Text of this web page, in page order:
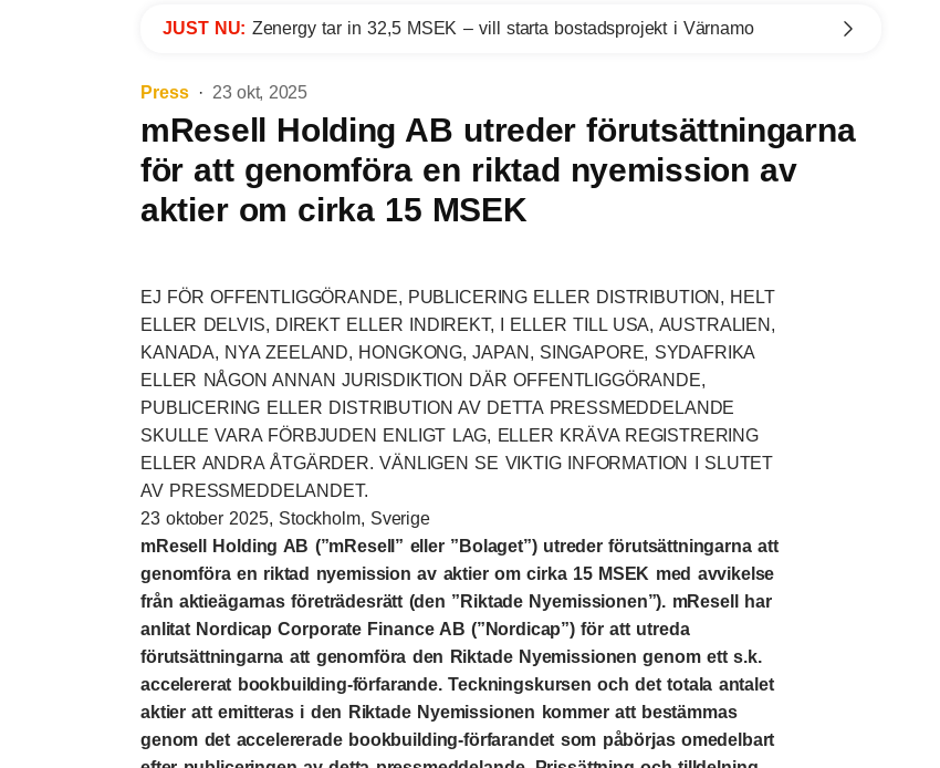
JUST NU: Zenergy tar in 32,5 MSEK – vill starta bostadsprojekt i Värnamo
Press 23 okt, 2025
mResell Holding AB utreder förutsättningarna
för att genomföra en riktad nyemission av
aktier om cirka 15 MSEK
EJ FÖR OFFENTLIGGÖRANDE, PUBLICERING ELLER DISTRIBUTION, HELT
ELLER DELVIS, DIREKT ELLER INDIREKT, I ELLER TILL USA, AUSTRALIEN,
KANADA, NYA ZEELAND, HONGKONG, JAPAN, SINGAPORE, SYDAFRIKA
ELLER NÅGON ANNAN JURISDIKTION DÄR OFFENTLIGGÖRANDE,
PUBLICERING ELLER DISTRIBUTION AV DETTA PRESSMEDDELANDE
SKULLE VARA FÖRBJUDEN ENLIGT LAG, ELLER KRÄVA REGISTRERING
ELLER ANDRA ÅTGÄRDER. VÄNLIGEN SE VIKTIG INFORMATION I SLUTET
AV PRESSMEDDELANDET.
23 oktober 2025, Stockholm, Sverige
mResell Holding AB (”mResell” eller ”Bolaget”) utreder förutsättningarna att
genomföra en riktad nyemission av aktier om cirka 15 MSEK med avvikelse
från aktieägarnas företrädesrätt (den ”Riktade Nyemissionen”). mResell har
anlitat Nordicap Corporate Finance AB (”Nordicap”) för att utreda
förutsättningarna att genomföra den Riktade Nyemissionen genom ett s.k.
accelererat bookbuilding-förfarande. Teckningskursen och det totala antalet
aktier att emitteras i den Riktade Nyemissionen kommer att bestämmas
genom det accelererade bookbuilding-förfarandet som påbörjas omedelbart